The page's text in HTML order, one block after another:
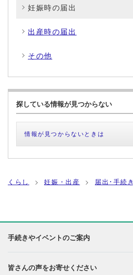
妊娠時の届出
出産時の届出
その他
探している情報が見つからない
情報が見つからないときは
くらし 妊娠・出産 届出･手続き
手続きやイベントのご案内
皆さんの声をお寄せください